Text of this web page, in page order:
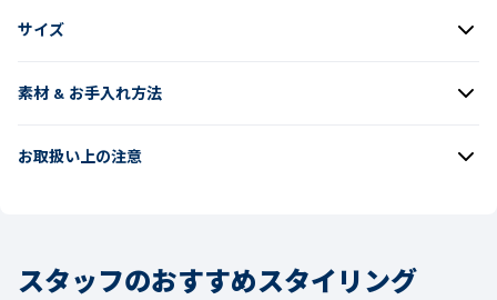
サイズ
素材 & お手入れ方法
お取扱い上の注意
スタッフのおすすめスタイリング